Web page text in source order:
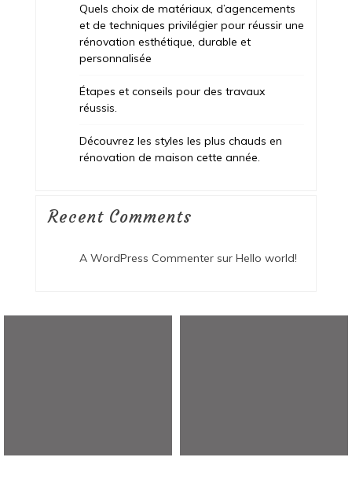
Quels choix de matériaux, d’agencements
et de techniques privilégier pour réussir une
rénovation esthétique, durable et
personnalisée
Étapes et conseils pour des travaux
réussis.
Découvrez les styles les plus chauds en
rénovation de maison cette année.
Recent Comments
A WordPress Commentersur Hello world!